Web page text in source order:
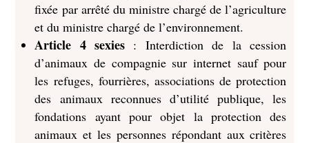
fixée par arrêté du ministre chargé de l’agriculture
et du ministre chargé de l’environnement.
Article 4 sexies : Interdiction de la cession
d’animaux de compagnie sur internet sauf pour
les refuges, fourrières, associations de protection
des animaux reconnues d’utilité publique, les
fondations ayant pour objet la protection des
animaux et les personnes répondant aux critères